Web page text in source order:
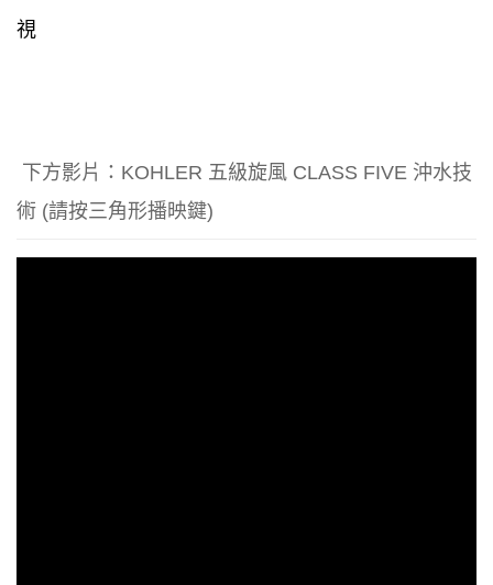
視
下方影片： KOHLER 五級旋風 CLASS FIVE 沖水技
術 (請按三角形播映鍵)